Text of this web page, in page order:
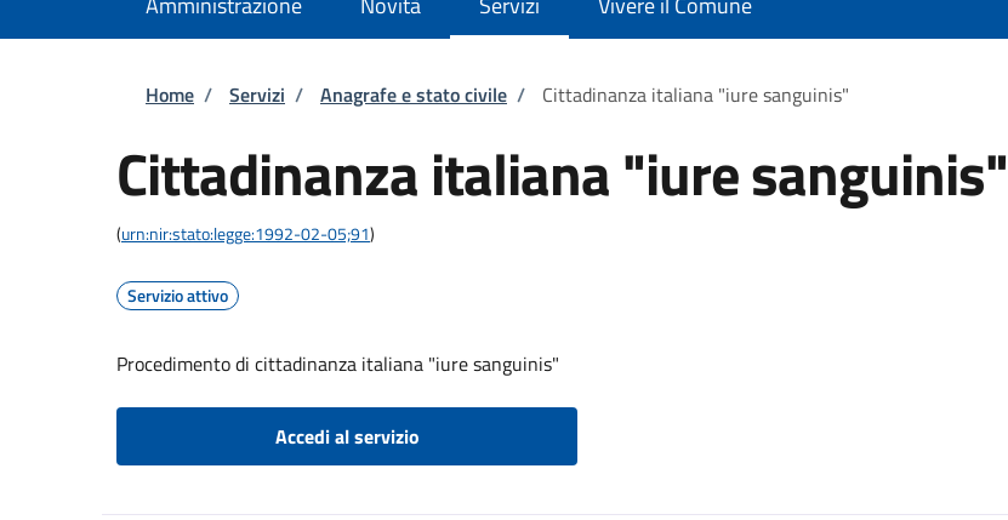
Briciole di pane
Home / Servizi / Anagrafe e stato civile / Cittadinanza italiana "iure sanguinis"
Cittadinanza italiana "iure sanguinis"
(urn:nir:stato:legge:1992-02-05;91)
Servizio attivo
Procedimento di cittadinanza italiana "iure sanguinis"
Accedi al servizio